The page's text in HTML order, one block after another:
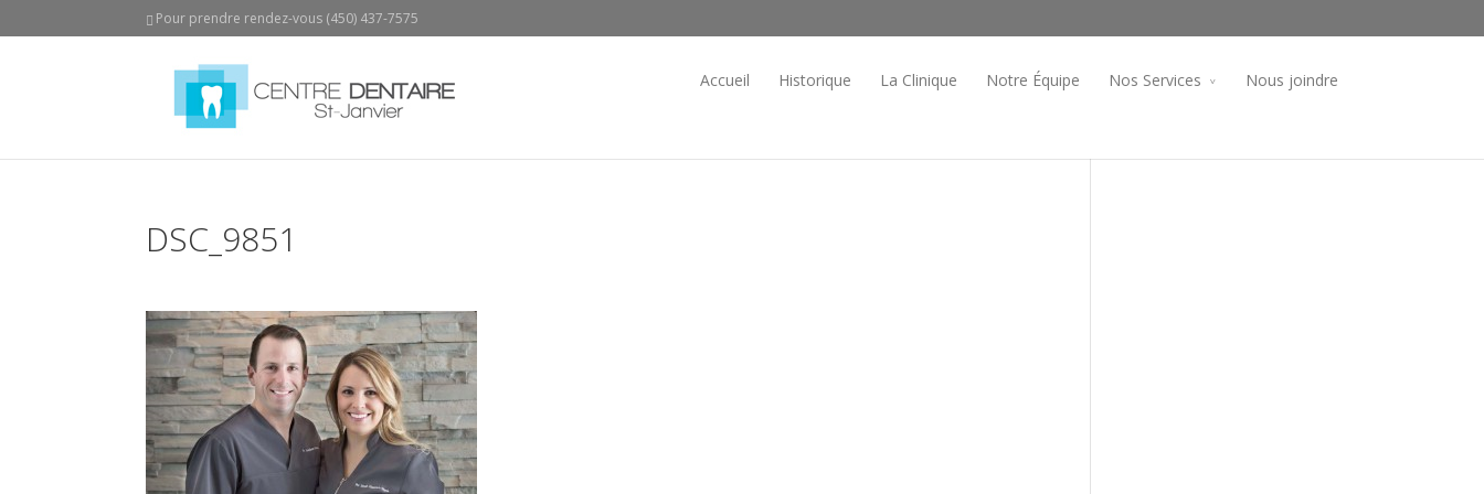
Pour prendre rendez-vous (450) 437-7575
Accueil Historique La Clinique Notre Équipe Nos Services Nous joindre
DSC_9851